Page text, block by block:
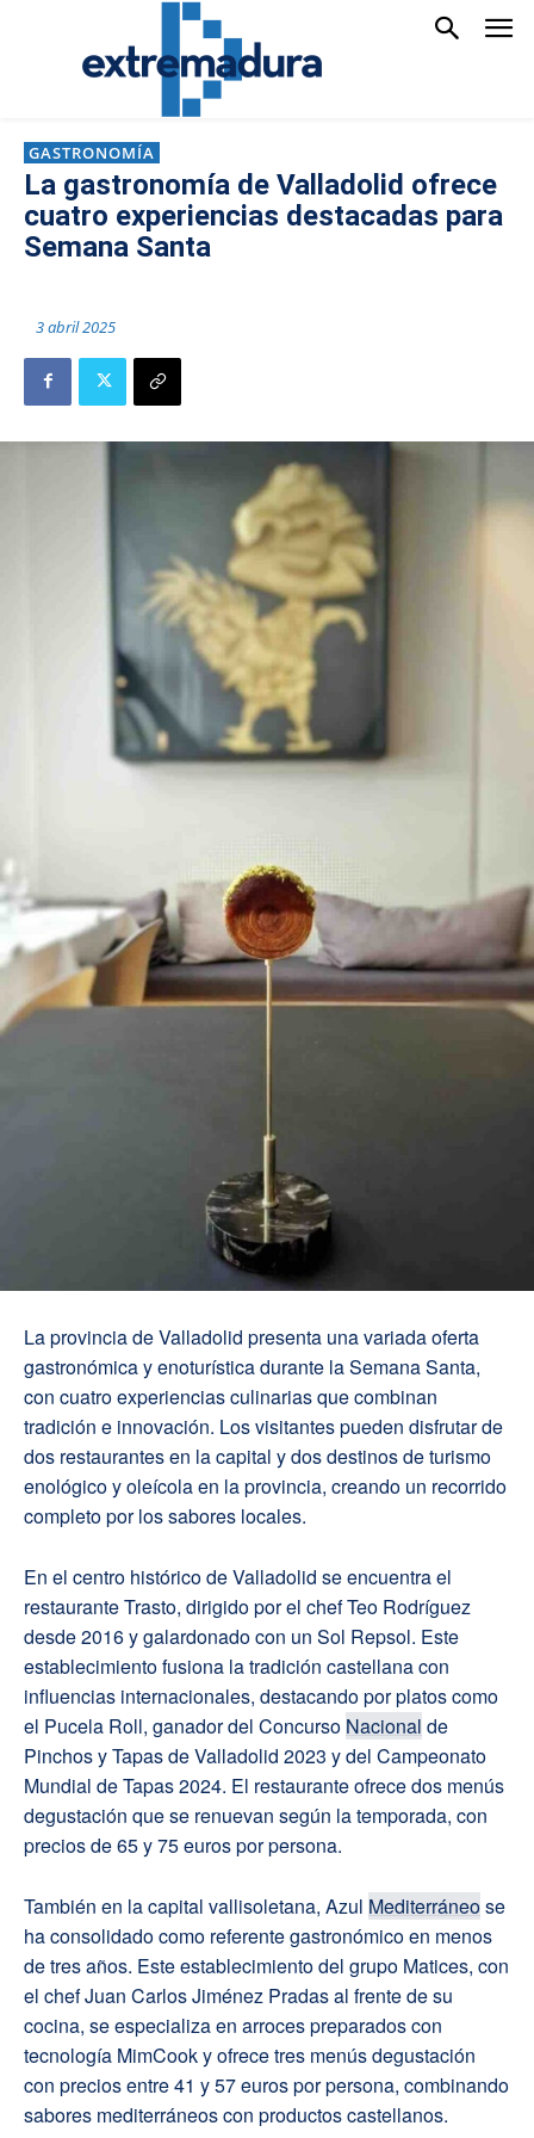
GASTRONOMÍA
La gastronomía de Valladolid ofrece
cuatro experiencias destacadas para
Semana Santa
3 abril 2025
La provincia de Valladolid presenta una variada oferta
gastronómica y enoturística durante la Semana Santa,
con cuatro experiencias culinarias que combinan
tradición e innovación. Los visitantes pueden disfrutar de
dos restaurantes en la capital y dos destinos de turismo
enológico y oleícola en la provincia, creando un recorrido
completo por los sabores locales.
En el centro histórico de Valladolid se encuentra el
restaurante Trasto, dirigido por el chef Teo Rodríguez
desde 2016 y galardonado con un Sol Repsol. Este
establecimiento fusiona la tradición castellana con
influencias internacionales, destacando por platos como
el Pucela Roll, ganador del Concurso Nacional de
Pinchos y Tapas de Valladolid 2023 y del Campeonato
Mundial de Tapas 2024. El restaurante ofrece dos menús
degustación que se renuevan según la temporada, con
precios de 65 y 75 euros por persona.
También en la capital vallisoletana, Azul Mediterráneose
ha consolidado como referente gastronómico en menos
de tres años. Este establecimiento del grupo Matices, con
el chef Juan Carlos Jiménez Pradas al frente de su
cocina, se especializa en arroces preparados con
tecnología MimCook y ofrece tres menús degustación
con precios entre 41 y 57 euros por persona, combinando
sabores mediterráneos con productos castellanos.